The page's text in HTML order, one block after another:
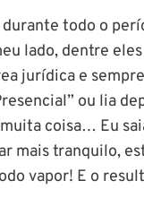
todo o
lado, dentre
jurídica e
ou lia
coisa… Eu
mais tranquilo,
vapor! E o